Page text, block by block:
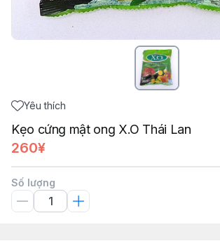
Yêu thích
Kẹo cứng mật ong X.O Thái Lan
260¥
Số lượng